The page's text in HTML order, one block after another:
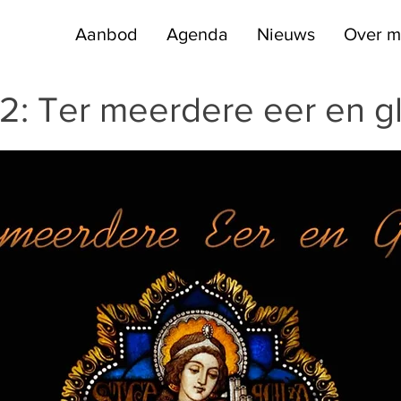
Aanbod Agenda Nieuws Over
Ter meerdere eer en